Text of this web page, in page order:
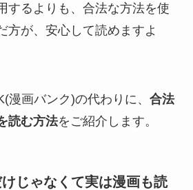
するよりも、合法な方法を使
方が、安心して読めますよ
漫画バンク)の代わりに、 合法
読む方法をご紹介します。
じゃなくて実は漫画も読